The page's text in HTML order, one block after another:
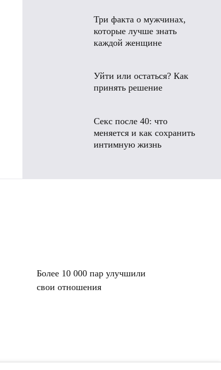
Три факта о мужчинах,
которые лучше знать
каждой женщине
Уйти или остаться? Как
принять решение
Секс после 40: что
меняется и как сохранить
интимную жизнь
Более 10 000 пар улучшили
свои отношения